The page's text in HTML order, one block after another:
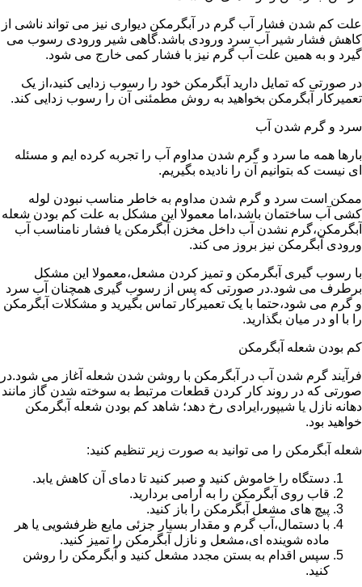
علت کم شدن فشار آب گرم در آبگرمکن دیواری نیز می تواند ناشی از
کاهش فشار شیر آب سرد ورودی باشد.گاهی شیر ورودی رسوب می
گیرد و به همین علت آب گرم نیز با فشار کمی خارج می شود.
در صورتی که تمایل دارید آبگرمکن خود را رسوب زدایی کنید،از یک
تعمیرکار آبگرمکن بخواهید به روش مطمئنی آن را رسوب زدایی کند.
سرد و گرم شدن آب
بارها همه ما سرد و گرم شدن مداوم آب را تجربه کرده ایم و مسئله
ای نیست که بتوانیم آن را نادیده بگیریم.
ممکن است سرد و گرم شدن مداوم به خاطر مناسب نبودن لوله
کشی آب ساختمان باشد،اما معمولا این مشکل به علت کم بودن شعله
آبگرمکن،گرم نشدن آب داخل مخزن آبگرمکن یا فشار نامناسب آب
ورودی آبگرمکن نیز بروز می کند.
با رسوب گیری آبگرمکن و تمیز کردن مشعل،معمولا این مشکل
برطرف می شود.در صورتی که پس از رسوب گیری همچنان آب سرد
و گرم می شود،حتما با یک تعمیرکار تماس بگیرید و مشکلات آبگرمکن
را با او در میان بگذارید.
کم بودن شعله آبگرمکن
فرآیند گرم شدن آب در آبگرمکن با روشن شدن شعله آغاز می شود.در
صورتی که در روند کار کردن قطعات مرتبط به سوخته شدن گاز مانند
دهانه نازل یا شیپور،ایرادی رخ دهد؛ شاهد کم بودن شعله آبگرمکن
خواهید بود.
شعله آبگرمکن را می توانید به صورت زیر تنظیم کنید:
دستگاه را خاموش کنید و صبر کنید تا دمای آن کاهش یابد.
قاب روی آبگرمکن را به آرامی بردارید.
پیچ های مشعل آبگرمکن را باز کنید.
با دستمال،آب گرم و مقدار بسیار جزئی مایع ظرفشویی یا هر
ماده شوینده ای،مشعل و نازل آبگرمکن را تمیز کنید.
سپس اقدام به بستن مجدد مشعل کنید و آبگرمکن را روشن
کنید.